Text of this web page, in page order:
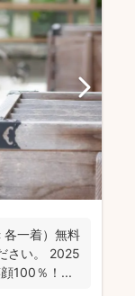
各一着）無料
さい。 2025
100％！...